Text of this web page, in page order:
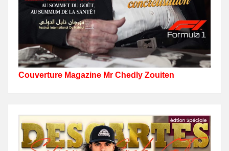
Couverture Magazine Mr Chedly Zouiten